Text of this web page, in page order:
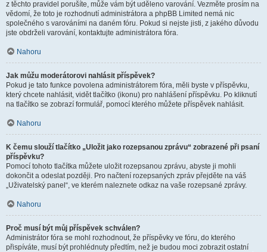
z těchto pravidel porušíte, může vám být uděleno varování. Vezměte prosím na
vědomí, že toto je rozhodnutí administrátora a phpBB Limited nemá nic
společného s varováními na daném fóru. Pokud si nejste jisti, z jakého důvodu
jste obdrželi varování, kontaktujte administrátora fóra.
Nahoru
Jak můžu moderátorovi nahlásit příspěvek?
Pokud je tato funkce povolena administrátorem fóra, měli byste v příspěvku,
který chcete nahlásit, vidět tlačítko (ikonu) pro nahlášení příspěvku. Po kliknutí
na tlačítko se zobrazí formulář, pomocí kterého můžete příspěvek nahlásit.
Nahoru
K čemu slouží tlačítko „Uložit jako rozepsanou zprávu“ zobrazené při psaní
příspěvku?
Pomocí tohoto tlačítka můžete uložit rozepsanou zprávu, abyste ji mohli
dokončit a odeslat později. Pro načtení rozepsaných zpráv přejděte na váš
„Uživatelský panel“, ve kterém naleznete odkaz na vaše rozepsané zprávy.
Nahoru
Proč musí být můj příspěvek schválen?
Administrátor fóra se mohl rozhodnout, že příspěvky ve fóru, do kterého
přispíváte, musí být prohlédnuty předtím, než je budou moci zobrazit ostatní